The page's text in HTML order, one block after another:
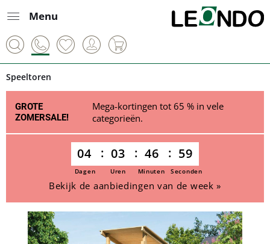
Menu
Speeltoren
GROTE
ZOMERSALE!
Mega-kortingen tot 65 % in vele
categorieën.
04 03 46 59
Dagen Uren Minuten Seconden
Bekijk de aanbiedingen van de week »